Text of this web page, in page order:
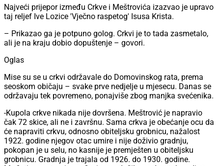
Najveći prijepor između Crkve i Meštrovića izazvao je upravo
taj reljef Ive Lozice 'Vječno raspetog' Isusa Krista.
– Prikazao ga je potpuno golog. Crkvi je to tada zasmetalo,
ali je na kraju dobio dopuštenje – govori.
Oglas
Mise su se u crkvi održavale do Domovinskog rata, prema
seoskom običaju – svake prve nedjelje u mjesecu. Danas se
održavaju tek povremeno, ponajviše zbog manjka svećenika.
-Kupola crkve nikada nije dovršena. Meštrović je napravio
čak 72 skice, ali ne i završnu. Sama crkva je obećanje ocu da
će napraviti crkvu, odnosno obiteljsku grobnicu, nažalost
1922. godine njegov otac umire i nije doživio gradnju,
pokopan je u selu, no kasnije je premješten u obiteljsku
grobnicu. Gradnja je trajala od 1926. do 1930. godine.